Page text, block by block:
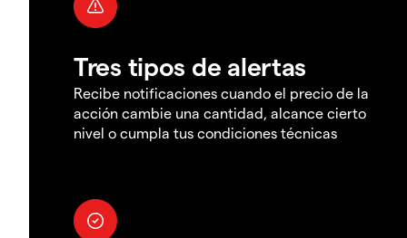
Tres tipos de alertas
Recibe notificaciones cuando el precio de la
acción cambie una cantidad, alcance cierto
nivel o cumpla tus condiciones técnicas